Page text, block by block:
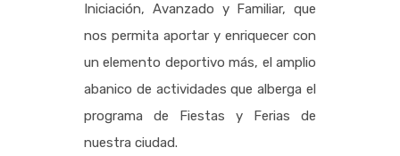
Iniciación, Avanzado y Familiar, que
nos permita aportar y enriquecer con
un elemento deportivo más, el amplio
abanico de actividades que alberga el
programa de Fiestas y Ferias de
nuestra ciudad.